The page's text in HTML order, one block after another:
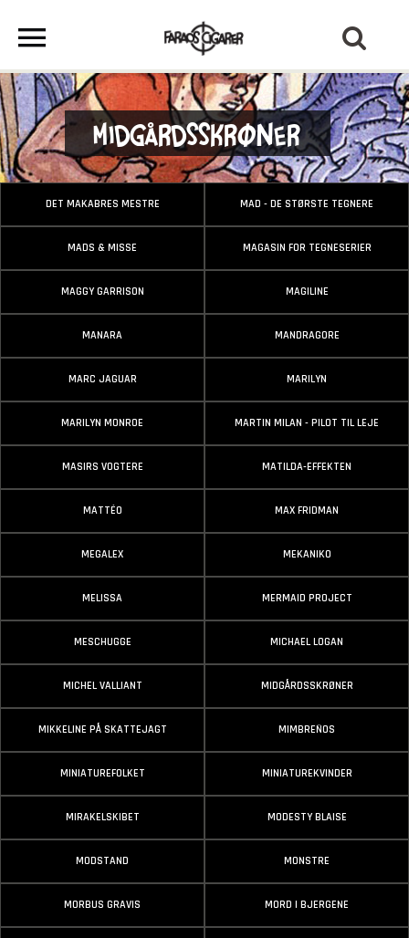
Midgårdsskrøner
DET MAKABRES MESTRE MAD - DE STØRSTE TEGNERE
MADS & MISSE MAGASIN FOR TEGNESERIER
MAGGY GARRISON MAGILINE
MANARA MANDRAGORE
MARC JAGUAR MARILYN
MARILYN MONROE MARTIN MILAN - PILOT TIL LEJE
MASIRS VOGTERE MATILDA-EFFEKTEN
MATTÉO MAX FRIDMAN
MEGALEX MEKANIKO
MELISSA MERMAID PROJECT
MESCHUGGE MICHAEL LOGAN
MICHEL VALLIANT MIDGÅRDSSKRØNER
MIKKELINE PÅ SKATTEJAGT MIMBREÑOS
MINIATUREFOLKET MINIATUREKVINDER
MIRAKELSKIBET MODESTY BLAISE
MODSTAND MONSTRE
MORBUS GRAVIS MORD I BJERGENE